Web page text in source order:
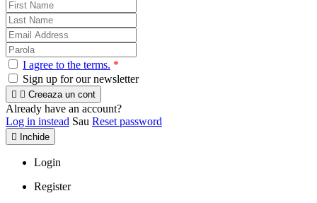
I agree to the terms. *
Sign up for our newsletter
  Creeaza un cont
Already have an account?
Log in instead Sau Reset password
 Inchide
Login
Register